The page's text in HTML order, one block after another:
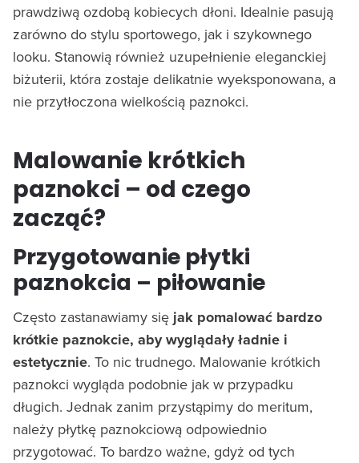
prawdziwą ozdobą kobiecych dłoni. Idealnie pasują
zarówno do stylu sportowego, jak i szykownego
looku. Stanowią również uzupełnienie eleganckiej
biżuterii, która zostaje delikatnie wyeksponowana, a
nie przytłoczona wielkością paznokci.
Malowanie krótkich
paznokci – od czego
zacząć?
Przygotowanie płytki
paznokcia – piłowanie
Często zastanawiamy się jak pomalować bardzo
krótkie paznokcie, aby wyglądały ładnie i
estetycznie. To nic trudnego. Malowanie krótkich
paznokci wygląda podobnie jak w przypadku
długich. Jednak zanim przystąpimy do meritum,
należy płytkę paznokciową odpowiednio
przygotować. To bardzo ważne, gdyż od tych